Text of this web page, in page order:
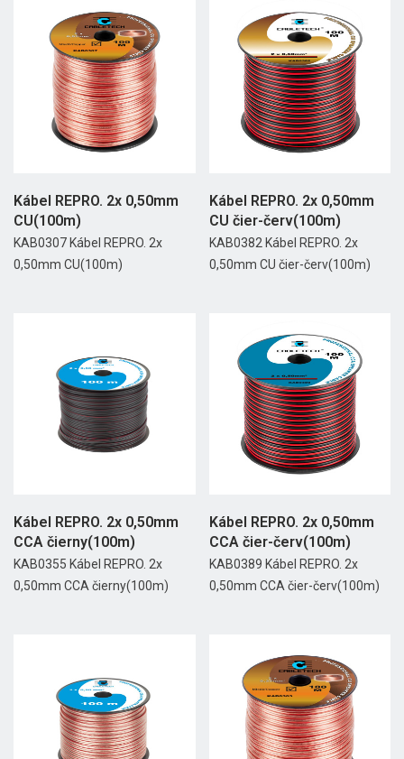
Kábel REPRO. 2x 0,50mm
CU(100m)
KAB0307 Kábel REPRO. 2x
0,50mm CU(100m)
Kábel REPRO. 2x 0,50mm
CU čier-červ(100m)
KAB0382 Kábel REPRO. 2x
0,50mm CU čier-červ(100m)
Kábel REPRO. 2x 0,50mm
CCA čierny(100m)
KAB0355 Kábel REPRO. 2x
0,50mm CCA čierny(100m)
Kábel REPRO. 2x 0,50mm
CCA čier-červ(100m)
KAB0389 Kábel REPRO. 2x
0,50mm CCA čier-červ(100m)